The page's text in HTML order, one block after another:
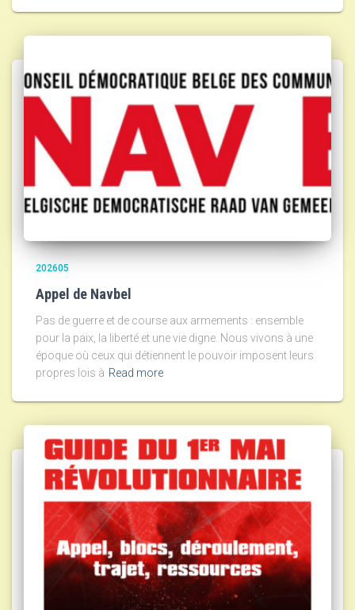
202605
Appel de Navbel
Pas de guerre et de course aux armements : ensemble
pour la paix, la liberté et une vie digne. Nous vivons à une
époque où ceux qui détiennent le pouvoir imposent leurs
propres lois à Read more